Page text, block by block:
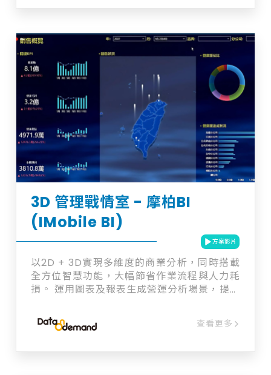
3D 管理戰情室 - 摩柏BI
(IMobile BI)
方案影片
以2D + 3D實現多維度的商業分析，同時搭載
全方位智慧功能，大幅節省作業流程與人力耗
損。 ​運用圖表及報表生成營運分析場景，提供
徑。 【數據連接】支持多種數據庫、雲端服務
和 API 【數據準備與管理】使用視覺化 ETL
查看更多